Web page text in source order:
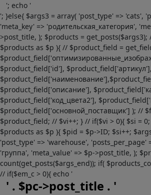
'; echo '
'; }else{ $args3 = array( 'post_type' => 'cats',
'meta_key' => 'родительская_категория',
>post_title, ); $products = get_posts($args3);
$products as $p ){ // $product_field =
$product_field['id'], $product_field['артикул'],
$product_field['описание'],
$product_field['код_цвета2'],
$product_field['основной_поставщик'] ); //
$product_field; // $vi++; } // if($vi > 0){ $si =
$products as $p ){ $pid = $p->ID; $si++;
'post_type' => 'warehouse', 'posts_per_page'
'группа', 'meta_value' => $p->post_title, );
count(get_posts($args_end)); if(
// if($em_c > 0){ echo '
' . $pc->post_title . '